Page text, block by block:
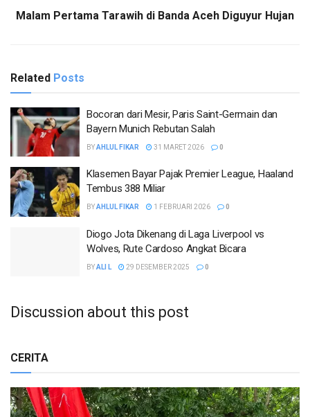
Malam Pertama Tarawih di Banda Aceh Diguyur Hujan
Related Posts
Bocoran dari Mesir, Paris Saint-Germain dan
Bayern Munich Rebutan Salah
BYAHLUL FIKAR 31 MARET 2026 0
Klasemen Bayar Pajak Premier League, Haaland
Tembus 388 Miliar
BYAHLUL FIKAR 1 FEBRUARI 2026 0
Diogo Jota Dikenang di Laga Liverpool vs
Wolves, Rute Cardoso Angkat Bicara
BYALI L 29 DESEMBER 2025 0
Discussion about this post
CERITA